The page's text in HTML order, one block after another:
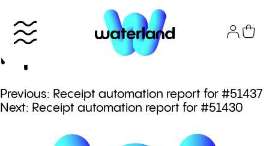
content
Το πάρκο
Receipt automation
report for #51433
Πλοήγηση
άρθρων
Previous: Receipt automation report for #51437
Next: Receipt automation report for #51430